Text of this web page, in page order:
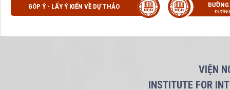
GÓP Ý - LẤY Ý KIẾN VỀ DỰ THẢO
VIỆN
INSTITUTE FOR